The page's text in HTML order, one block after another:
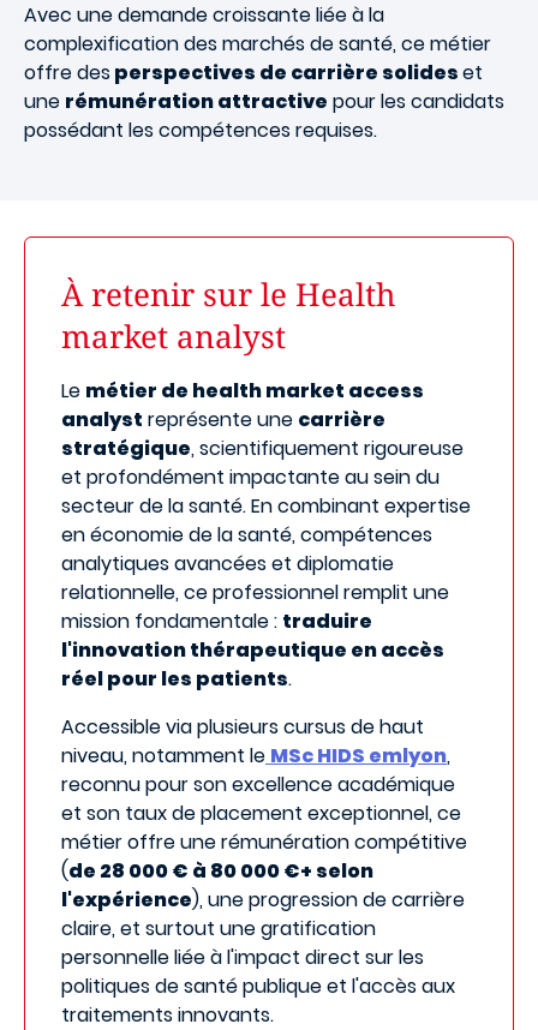
Avec une demande croissante liée à la
complexification des marchés de santé, ce métier
offre desperspectives de carrière solideset
une rémunération attractive pour les candidats
possédant les compétences requises.
À retenir sur le Health
market analyst
Le métier de health market access
analyst représente une carrière
stratégique, scientifiquement rigoureuse
et profondément impactante au sein du
secteur de la santé. En combinant expertise
en économie de la santé, compétences
analytiques avancées et diplomatie
relationnelle, ce professionnel remplit une
mission fondamentale : traduire
l'innovation thérapeutique en accès
réel pour les patients.
Accessible via plusieurs cursus de haut
niveau, notamment le MSc HIDS emlyon,
reconnu pour son excellence académique
et son taux de placement exceptionnel, ce
métier offre une rémunération compétitive
(de 28 000 € à 80 000 €+ selon
l'expérience), une progression de carrière
claire, et surtout une gratification
personnelle liée à l'impact direct sur les
politiques de santé publique et l'accès aux
traitements innovants.